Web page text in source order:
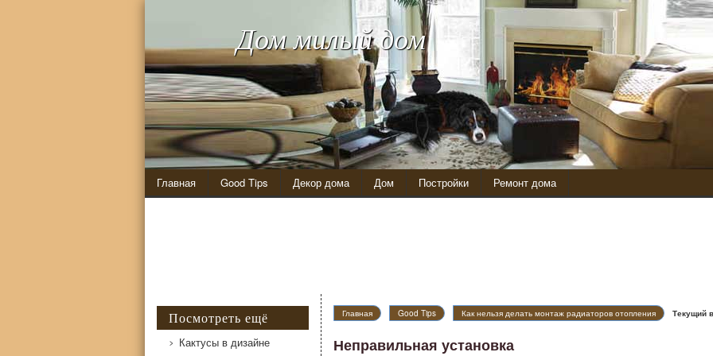
Дом милый дом
Главная Good Tips Декор дома Дом Постройки Ремонт дома
Главная Good Tips Как нельзя делать монтаж радиаторов отопления Текущий
Неправильная установка
Посмотреть ещё
Кактусы в дизайне